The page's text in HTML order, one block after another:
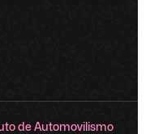
de Automovilismo